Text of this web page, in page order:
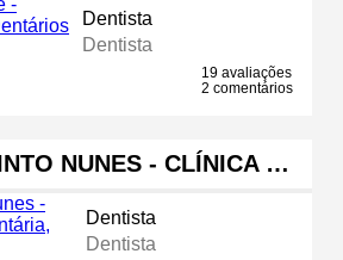
Dentista
Dentista
19 avaliações
2 comentários
NUNES - CLÍNICA …
Dentista
Dentista